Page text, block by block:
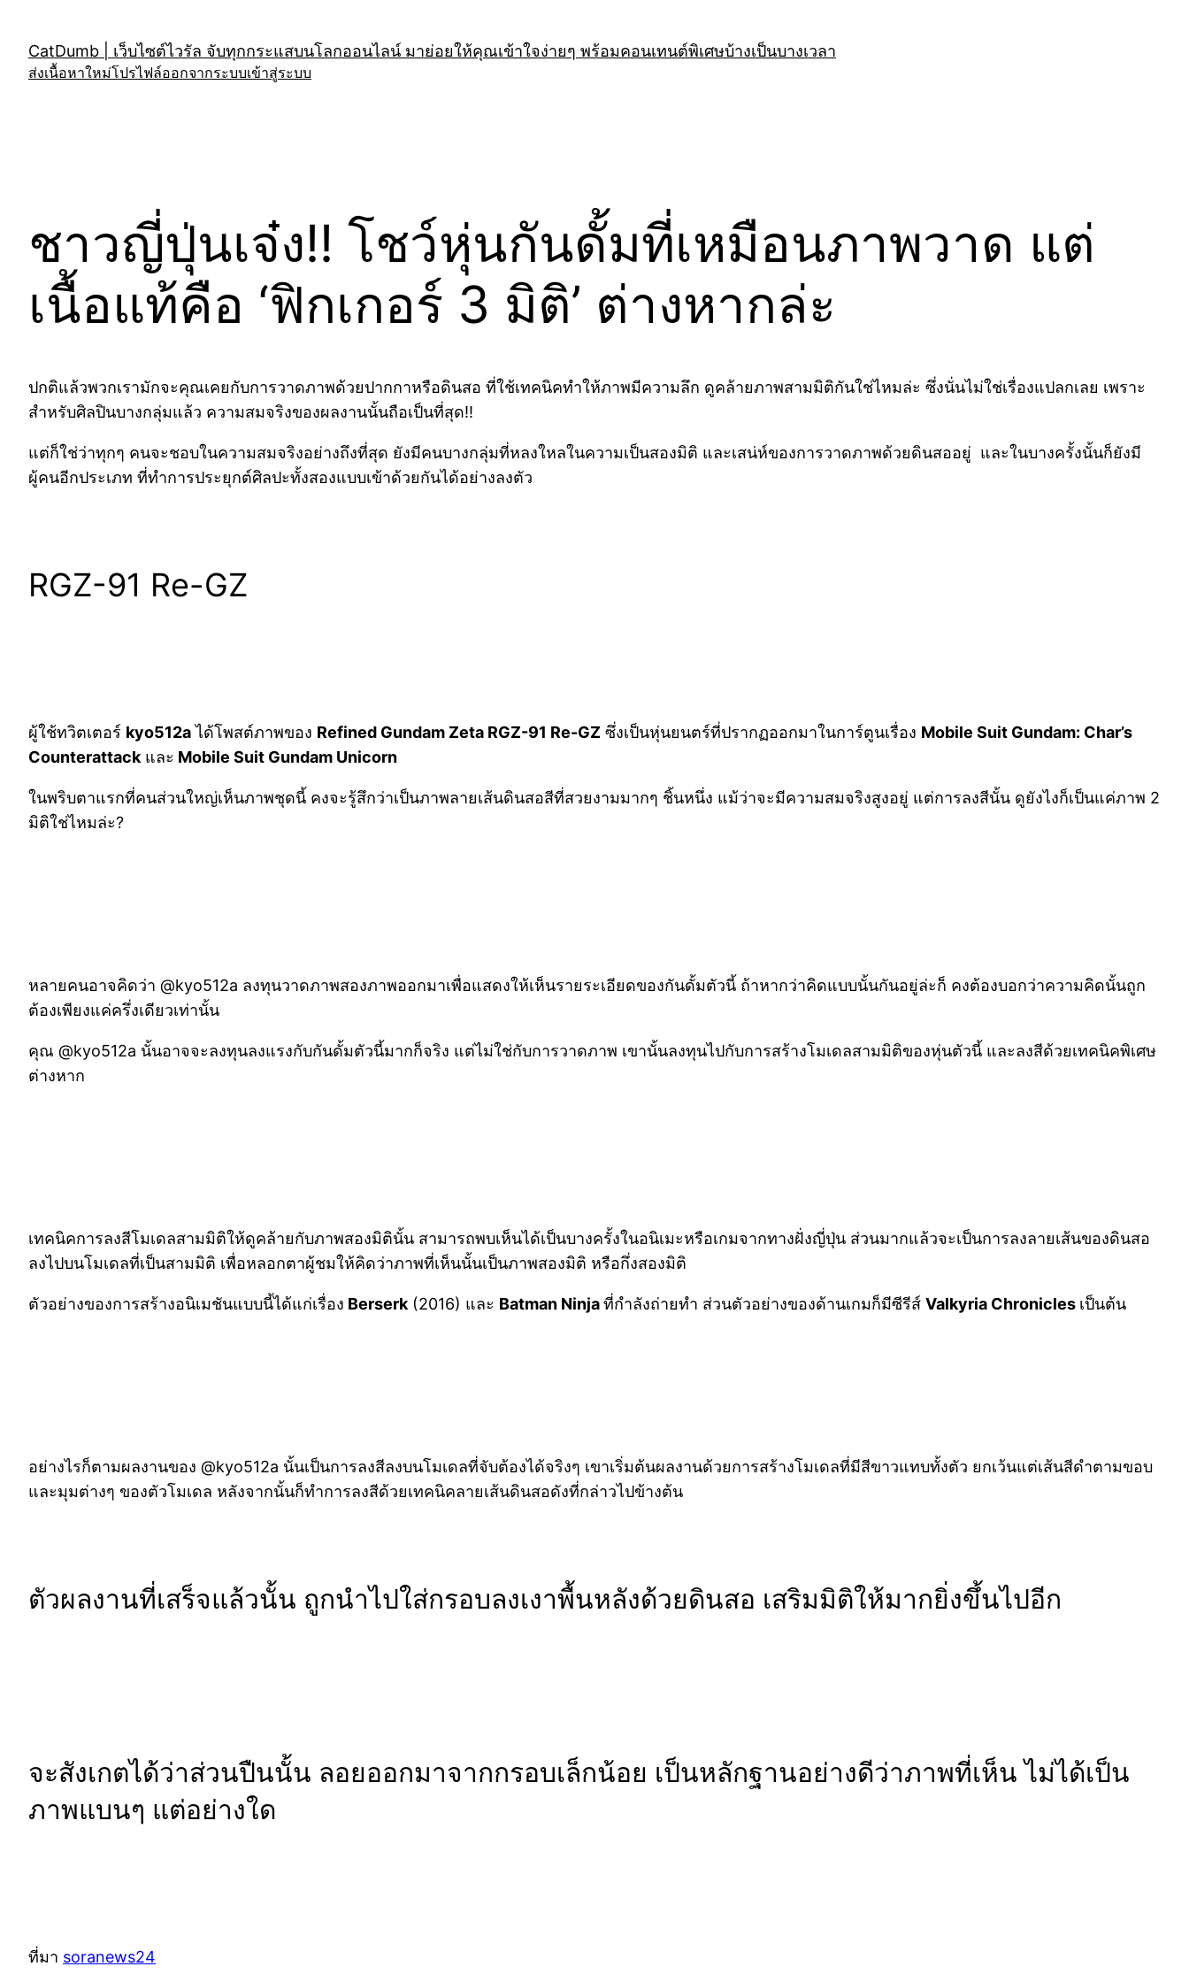
content
CatDumb | เว็บไซต์ไวรัล จับทุกกระแสบนโลกออนไลน์ มาย่อยให้คุณเข้าใจง่ายๆ พร้อมคอนเทนต์พิเศษบ้างเป็นบางเวลา
ส่งเนื้อหาใหม่โปรไฟล์ออกจากระบบเข้าสู่ระบบ
ชาวญี่ปุ่นเจ๋ง!! โชว์หุ่นกันดั้มที่เหมือนภาพวาด แต่
เนื้อแท้คือ ‘ฟิกเกอร์ 3 มิติ’ ต่างหากล่ะ
ปกติแล้วพวกเรามักจะคุณเคยกับการวาดภาพด้วยปากกาหรือดินสอ ที่ใช้เทคนิคทำให้ภาพมีความลึก ดูคล้ายภาพสามมิติกันใช่ไหมล่ะ ซึ่งนั่นไม่ใช่เรื่องแปลกเลย เพราะ
สำหรับศิลปินบางกลุ่มแล้ว ความสมจริงของผลงานนั้นถือเป็นที่สุด!!
แต่ก็ใช่ว่าทุกๆ คนจะชอบในความสมจริงอย่างถึงที่สุด ยังมีคนบางกลุ่มที่หลงใหลในความเป็นสองมิติ และเสน่ห์ของการวาดภาพด้วยดินสออยู่ และในบางครั้งนั้นก็ยังมี
ผู้คนอีกประเภท ที่ทำการประยุกต์ศิลปะทั้งสองแบบเข้าด้วยกันได้อย่างลงตัว
RGZ-91 Re-GZ
ผู้ใช้ทวิตเตอร์ kyo512aได้โพสต์ภาพของ Refined Gundam Zeta RGZ-91 Re-GZ ซึ่งเป็นหุ่นยนตร์ที่ปรากฏออกมาในการ์ตูนเรื่อง Mobile Suit Gundam: Char’s
Counterattackและ Mobile Suit Gundam Unicorn
ในพริบตาแรกที่คนส่วนใหญ่เห็นภาพชุดนี้ คงจะรู้สึกว่าเป็นภาพลายเส้นดินสอสีที่สวยงามมากๆ ชิ้นหนึ่ง แม้ว่าจะมีความสมจริงสูงอยู่ แต่การลงสีนั้น ดูยังไงก็เป็นแค่ภาพ 2
มิติใช่ไหมล่ะ?
หลายคนอาจคิดว่า @kyo512a ลงทุนวาดภาพสองภาพออกมาเพื่อแสดงให้เห็นรายระเอียดของกันดั้มตัวนี้ ถ้าหากว่าคิดแบบนั้นกันอยู่ล่ะก็ คงต้องบอกว่าความคิดนั้นถูก
ต้องเพียงแค่ครึ่งเดียวเท่านั้น
คุณ @kyo512a นั้นอาจจะลงทุนลงแรงกับกันดั้มตัวนี้มากก็จริง แต่ไม่ใช่กับการวาดภาพ เขานั้นลงทุนไปกับการสร้างโมเดลสามมิติของหุ่นตัวนี้ และลงสีด้วยเทคนิคพิเศษ
ต่างหาก
เทคนิคการลงสีโมเดลสามมิติให้ดูคล้ายกับภาพสองมิตินั้น สามารถพบเห็นได้เป็นบางครั้งในอนิเมะหรือเกมจากทางฝั่งญี่ปุ่น ส่วนมากแล้วจะเป็นการลงลายเส้นของดินสอ
ลงไปบนโมเดลที่เป็นสามมิติ เพื่อหลอกตาผู้ชมให้คิดว่าภาพที่เห็นนั้นเป็นภาพสองมิติ หรือกึ่งสองมิติ
ตัวอย่างของการสร้างอนิเมชันแบบนี้ได้แก่เรื่อง Berserk(2016) และ Batman Ninjaที่กำลังถ่ายทำ ส่วนตัวอย่างของด้านเกมก็มีซีรีส์ Valkyria Chronicles เป็นต้น
อย่างไรก็ตามผลงานของ @kyo512a นั้นเป็นการลงสีลงบนโมเดลที่จับต้องได้จริงๆ เขาเริ่มต้นผลงานด้วยการสร้างโมเดลที่มีสีขาวแทบทั้งตัว ยกเว้นแต่เส้นสีดำตามขอบ
และมุมต่างๆ ของตัวโมเดล หลังจากนั้นก็ทำการลงสีด้วยเทคนิคลายเส้นดินสอดังที่กล่าวไปข้างต้น
ตัวผลงานที่เสร็จแล้วนั้น ถูกนำไปใส่กรอบลงเงาพื้นหลังด้วยดินสอ เสริมมิติให้มากยิ่งขึ้นไปอีก
จะสังเกตได้ว่าส่วนปืนนั้น ลอยออกมาจากกรอบเล็กน้อย เป็นหลักฐานอย่างดีว่าภาพที่เห็น ไม่ได้เป็น
ภาพแบนๆ แต่อย่างใด
ที่มา soranews24